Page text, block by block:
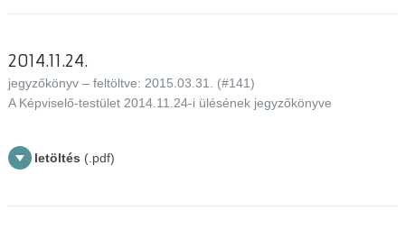
2014.11.24.
jegyzőkönyv – feltöltve: 2015.03.31. (#141)
A Képviselő-testület 2014.11.24-i ülésének jegyzőkönyve
letöltés (.pdf)